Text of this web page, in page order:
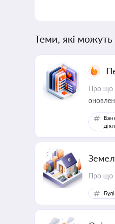
Теми, які можуть
Про що
Про що